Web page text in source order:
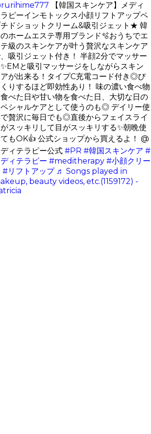
【韓国スキンケア】メディ
ピーインモトックス小顔リフトアップペ
ドショットクリーム&吸引ジェット★ 韓
ホームエステ専用ブランド🫧おうちでエ
級のスキンケアが叶う贅沢なスキンケア
吸引ジェット付き！ 半顔2分でマッサー
と吸引マッサージをしながらスキン
が出来る！タイプC充電コード付き◎び
りするほど即効性あり！ 味の濃い食べ物
べた日や甘い物を食べた日、大切な日の
シャルケアとして使うのも◎ デイリー使
贅沢に毎日でも◎直後からフェイスライ
スッキリして目がスッキリする✨朝晩使
もOK👍 公式ショップから買えるよ！ @
ィテラピー公式 #PR #韓国スキンケア #
ィテラピー #meditherapy #小顔クリー
#リフトアップ ♬ Songs played in
beauty videos, etc.(1159172) -